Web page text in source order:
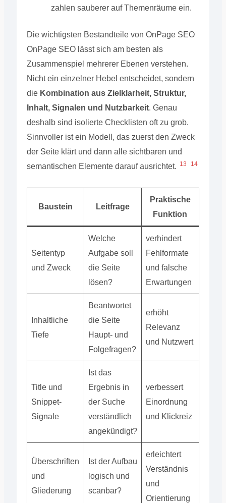
zahlen sauberer auf Themenräume ein.
Die wichtigsten Bestandteile von OnPage SEO
OnPage SEO lässt sich am besten als
Zusammenspiel mehrerer Ebenen verstehen.
Nicht ein einzelner Hebel entscheidet, sondern
die Kombination aus Zielklarheit, Struktur,
Inhalt, Signalen und Nutzbarkeit. Genau
deshalb sind isolierte Checklisten oft zu grob.
Sinnvoller ist ein Modell, das zuerst den Zweck
der Seite klärt und dann alle sichtbaren und
semantischen Elemente darauf ausrichtet. 13 14
Baustein Leitfrage
Praktische
Funktion
Seitentyp
und Zweck
Welche
Aufgabe soll
die Seite
lösen?
verhindert
Fehlformate
und falsche
Erwartungen
Inhaltliche
Tiefe
Beantwortet
die Seite
Haupt- und
Folgefragen?
erhöht
Relevanz
und Nutzwert
Title und
Snippet-
Signale
Ist das
Ergebnis in
der Suche
verständlich
angekündigt?
verbessert
Einordnung
und Klickreiz
Überschriften
und
Gliederung
Ist der Aufbau
logisch und
scanbar?
erleichtert
Verständnis
und
Orientierung